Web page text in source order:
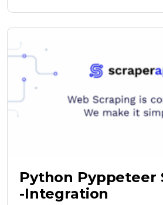
Python Pyppeteer
-Integration